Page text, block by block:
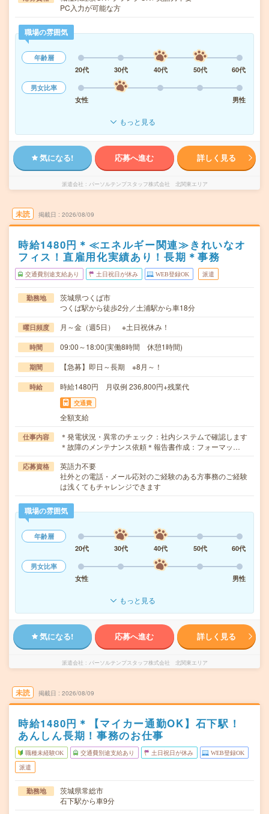
PC入力が可能な方
職場の雰囲気
年齢層
20代
30代 40代 50代
60代
男女比率
女性
男性
もっと見る
気になる! 応募へ進む 詳しく見る
派遣会社 パーソルテンプスタッフ株式会社 北関東エリア
未読 掲載日 2026/08/09
時給1480円＊≪エネルギー関連≫きれいなオ
フィス！直雇用化実績あり！長期＊事務
交通費別途支給あり 土日祝日が休み WEB登録OK 派遣
勤務地
茨城県つくば市
つくば駅から徒歩2分／土浦駅から車18分
曜日頻度 月～金（週5日） ※土日祝休み！
時間 09:00～18:00(実働8時間 休憩1時間)
期間 【急募】即日～長期 ※8月～！
時給 時給1480円 月収例 236,800円+残業代
交通費
全額支給
仕事内容
＊発電状況・異常のチェック：社内システムで確認します
＊故障のメンテナンス依頼＊報告書作成：フォーマッ…
応募資格
英語力不要
社外との電話・メール応対のご経験のある方事務のご経験
は浅くてもチャレンジできます
職場の雰囲気
年齢層
20代
30代 40代 50代
60代
男女比率
女性
男性
もっと見る
気になる! 応募へ進む 詳しく見る
派遣会社 パーソルテンプスタッフ株式会社 北関東エリア
未読 掲載日 2026/08/09
時給1480円＊【マイカー通勤OK】石下駅！
あんしん長期！事務のお仕事
職種未経験OK 交通費別途支給あり 土日祝日が休み WEB登録OK
派遣
勤務地
茨城県常総市
石下駅から車9分